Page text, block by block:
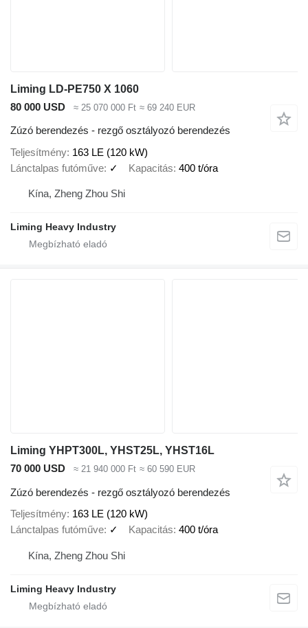
Liming LD-PE750 X 1060
80 000 USD
≈ 25 070 000 Ft ≈ 69 240 EUR
Zúzó berendezés - rezgő osztályozó berendezés
Teljesítmény 163 LE (120 kW)
Lánctalpas futóműve ✓ Kapacitás 400 t/óra
Kína, Zheng Zhou Shi
Liming Heavy Industry
Liming YHPT300L, YHST25L, YHST16L
70 000 USD
≈ 21 940 000 Ft ≈ 60 590 EUR
Zúzó berendezés - rezgő osztályozó berendezés
Teljesítmény 163 LE (120 kW)
Lánctalpas futóműve ✓ Kapacitás 400 t/óra
Kína, Zheng Zhou Shi
Liming Heavy Industry